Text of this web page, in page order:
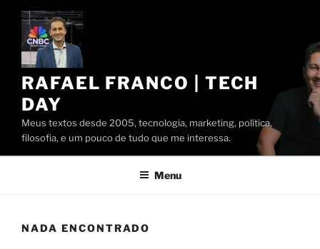
Pular
conteúdo
RAFAEL FRANCO | TECH
DAY
Meus textos desde 2005, tecnologia, marketing, política,
filosofia, e um pouco de tudo que me interessa.
Menu
NADA ENCONTRADO